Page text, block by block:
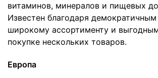
витаминов, минералов и пищевых
Известен благодаря
широкому ассортименту и
покупке нескольких товаров.
Европа